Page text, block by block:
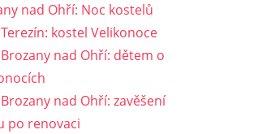
nad Ohří: Noc kostelů
kostel Velikonoce
nad Ohří: dětem o
nad Ohří: zavěšení
po renovaci